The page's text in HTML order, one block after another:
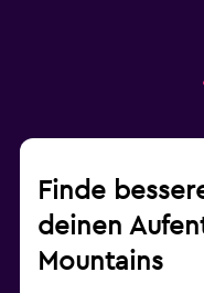
Finde
deinen
Mountains